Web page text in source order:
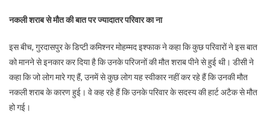
नकली शराब से मौत की बात पर ज्यादातर परिवार का ना
इस बीच, गुरदासपुर के डिप्टी कमिश्नर मोहम्मद इश्फाक ने कहा कि कुछ परिवारों ने इस बात
को मानने से इनकार कर दिया है कि उनके परिजनों की मौत शराब पीने से हुई थी। डीसी ने
कहा कि जो लोग मारे गए हैं, उनमें से कुछ लोग यह स्वीकार नहीं कर रहे हैं कि उनकी मौत
नकली शराब के कारण हुई। वे कह रहे हैं कि उनके परिवार के सदस्य की हार्ट अटैक से मौत
हो गई।